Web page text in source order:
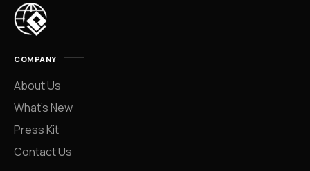
COMPANY
About Us
What’s New
Press Kit
Contact Us